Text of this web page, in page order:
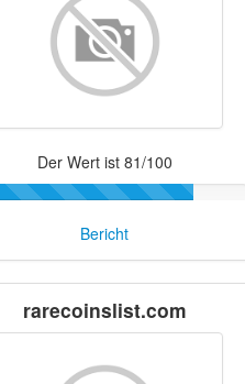
Der Wert ist 81/100
Bericht
rarecoinslist.com